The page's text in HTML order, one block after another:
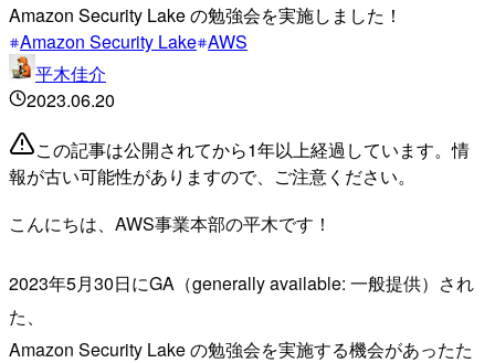
Amazon Security Lake の勉強会を実施しました！
Amazon Security Lake AWS
平木佳介
2023.06.20
この記事は公開されてから1年以上経過しています。情
報が古い可能性がありますので、ご注意ください。
こんにちは、AWS事業本部の平木です！
2023年5月30日にGA（generally available: 一般提供）され
た、
Amazon Security Lake の勉強会を実施する機会があったた